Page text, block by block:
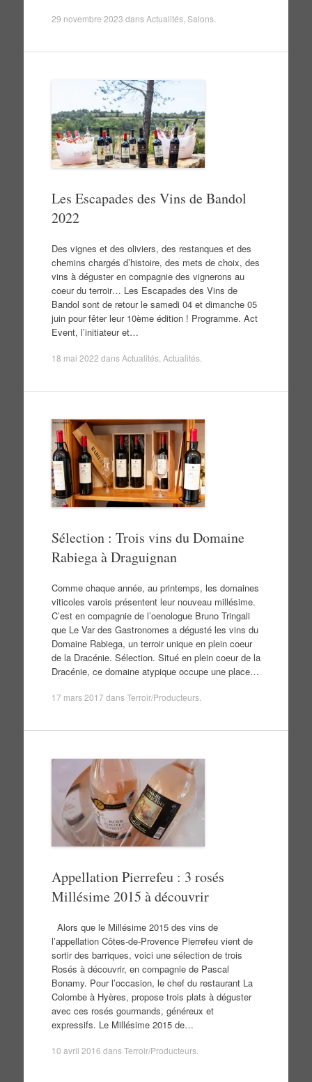
29 novembre 2023 dansActualités, Salons.
Les Escapades des Vins de Bandol
2022
Des vignes et des oliviers, des restanques et des
chemins chargés d’histoire, des mets de choix, des
vins à déguster en compagnie des vignerons au
coeur du terroir… Les Escapades des Vins de
Bandol sont de retour le samedi 04 et dimanche 05
juin pour fêter leur 10ème édition ! Programme. Act
Event, l’initiateur et…
18 mai 2022 dansActualités, Actualités.
Sélection : Trois vins du Domaine
Rabiega à Draguignan
Comme chaque année, au printemps, les domaines
viticoles varois présentent leur nouveau millésime.
C’est en compagnie de l’oenologue Bruno Tringali
que Le Var des Gastronomes a dégusté les vins du
Domaine Rabiega, un terroir unique en plein coeur
de la Dracénie. Sélection. Situé en plein coeur de la
Dracénie, ce domaine atypique occupe une place…
17 mars 2017 dansTerroir/Producteurs.
Appellation Pierrefeu : 3 rosés
Millésime 2015 à découvrir
Alors que le Millésime 2015 des vins de
l’appellation Côtes-de-Provence Pierrefeu vient de
sortir des barriques, voici une sélection de trois
Rosés à découvrir, en compagnie de Pascal
Bonamy. Pour l’occasion, le chef du restaurant La
Colombe à Hyères, propose trois plats à déguster
avec ces rosés gourmands, généreux et
expressifs. Le Millésime 2015 de…
10 avril 2016 dansTerroir/Producteurs.